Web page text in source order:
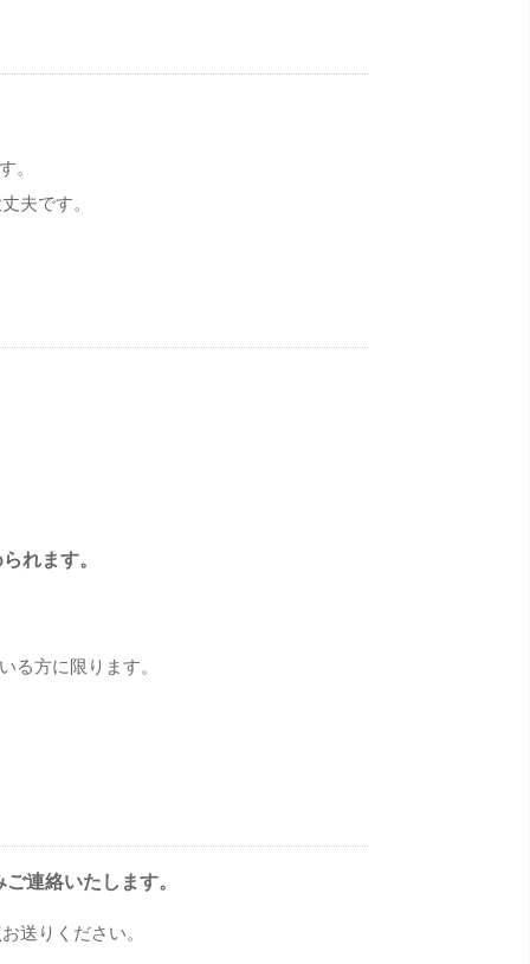
。
夫です。
れます。
方に限ります。
連絡いたします。
送りください。